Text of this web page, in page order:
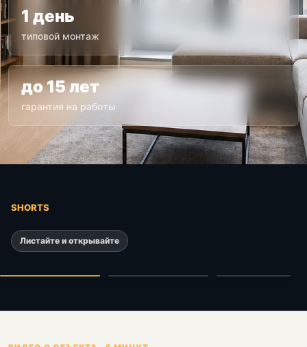
1 день
типовой монтаж
до 15 лет
гарантия на работы
SHORTS
Листайте и открывайте
Premium
Световые линии
и парящий
Дмитров · BAUF
Парящий контур
и RGB-